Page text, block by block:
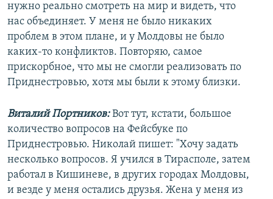
нужно реально смотреть на мир и видеть, что
нас объединяет. У меня не было никаких
проблем в этом плане, и у Молдовы не было
каких-то конфликтов. Повторяю, самое
прискорбное, что мы не смогли реализовать по
Приднестровью, хотя мы были к этому близки.
Виталий Портников:Вот тут, кстати, большое
количество вопросов на Фейсбуке по
Приднестровью. Николай пишет: "Хочу задать
несколько вопросов. Я учился в Тирасполе, затем
работал в Кишиневе, в других городах Молдовы,
и везде у меня остались друзья. Жена у меня из